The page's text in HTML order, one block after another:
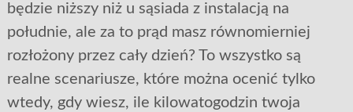
będzie niższy niż u sąsiada z instalacją na
południe, ale za to prąd masz równomierniej
rozłożony przez cały dzień? To wszystko są
realne scenariusze, które można ocenić tylko
wtedy, gdy wiesz, ile kilowatogodzin twoja